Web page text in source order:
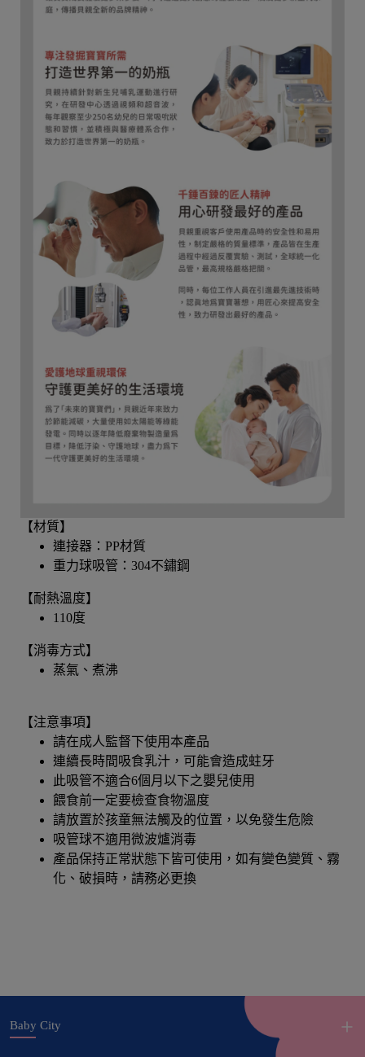
【材質】
連接器：PP材質
重力球吸管：304不鏽鋼
【耐熱溫度】
110度
【消毒方式】
蒸氣、煮沸
【注意事項】
請在成人監督下使用本產品
連續長時間吸食乳汁，可能會造成蛀牙
此吸管不適合6個月以下之嬰兒使用
餵食前一定要檢查食物溫度
請放置於孩童無法觸及的位置，以免發生危險
吸管球不適用微波爐消毒
產品保持正常狀態下皆可使用，如有變色變質、霧
化、破損時，請務必更換
Baby City